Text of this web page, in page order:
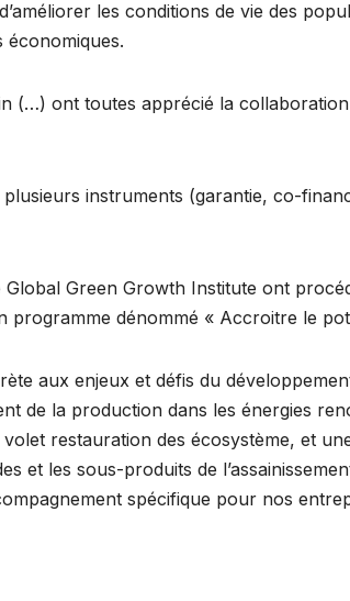
les conditions de vie des
économiques.
(…) ont toutes apprécié la
instruments (garantie, co-
Global Green Growth Institute ont
dénommé « Accroitre le
aux enjeux et défis du
de la production dans les énergies
restauration des écosystème, et
et les sous-produits de
spécifique pour nos